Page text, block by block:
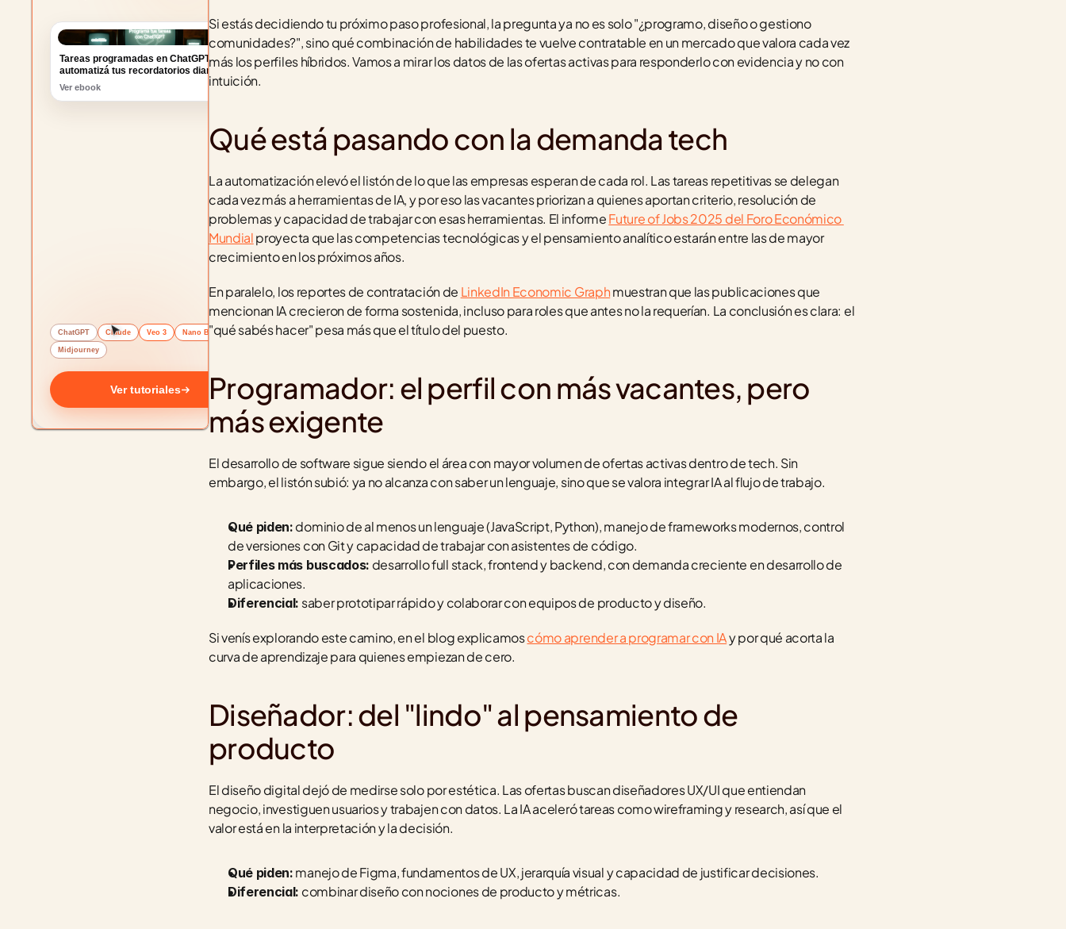
Tareas programadas en ChatGPT:
automatizá tus recordatorios diarios
Ver ebook
ChatGPT Claude Veo 3 Nano Banana
Midjourney
Ver tutoriales
Si estás decidiendo tu próximo paso profesional, la pregunta ya no es solo "¿programo, diseño o gestiono
comunidades?", sino qué combinación de habilidades te vuelve contratable en un mercado que valora cada vez
más los perfiles híbridos. Vamos a mirar los datos de las ofertas activas para responderlo con evidencia y no con
intuición.
Qué está pasando con la demanda tech
La automatización elevó el listón de lo que las empresas esperan de cada rol. Las tareas repetitivas se delegan
cada vez más a herramientas de IA, y por eso las vacantes priorizan a quienes aportan criterio, resolución de
problemas y capacidad de trabajar con esas herramientas. El informe Future of Jobs 2025 del Foro Económico
Mundial proyecta que las competencias tecnológicas y el pensamiento analítico estarán entre las de mayor
crecimiento en los próximos años.
En paralelo, los reportes de contratación de LinkedIn Economic Graph muestran que las publicaciones que
mencionan IA crecieron de forma sostenida, incluso para roles que antes no la requerían. La conclusión es clara: el
"qué sabés hacer" pesa más que el título del puesto.
Programador: el perfil con más vacantes, pero
más exigente
El desarrollo de software sigue siendo el área con mayor volumen de ofertas activas dentro de tech. Sin
embargo, el listón subió: ya no alcanza con saber un lenguaje, sino que se valora integrar IA al flujo de trabajo.
Qué piden: dominio de al menos un lenguaje (JavaScript, Python), manejo de frameworks modernos, control
de versiones con Git y capacidad de trabajar con asistentes de código.
Perfiles más buscados: desarrollo full stack, frontend y backend, con demanda creciente en desarrollo de
aplicaciones.
Diferencial: saber prototipar rápido y colaborar con equipos de producto y diseño.
Si venís explorando este camino, en el blog explicamos cómo aprender a programar con IA y por qué acorta la
curva de aprendizaje para quienes empiezan de cero.
Diseñador: del "lindo" al pensamiento de
producto
El diseño digital dejó de medirse solo por estética. Las ofertas buscan diseñadores UX/UI que entiendan
negocio, investiguen usuarios y trabajen con datos. La IA aceleró tareas como wireframing y research, así que el
valor está en la interpretación y la decisión.
Qué piden: manejo de Figma, fundamentos de UX, jerarquía visual y capacidad de justificar decisiones.
Diferencial: combinar diseño con nociones de producto y métricas.